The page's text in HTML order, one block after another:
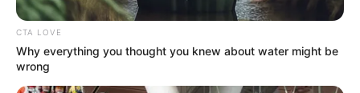
CTA LOVE
Why everything you thought you knew about water might be
wrong